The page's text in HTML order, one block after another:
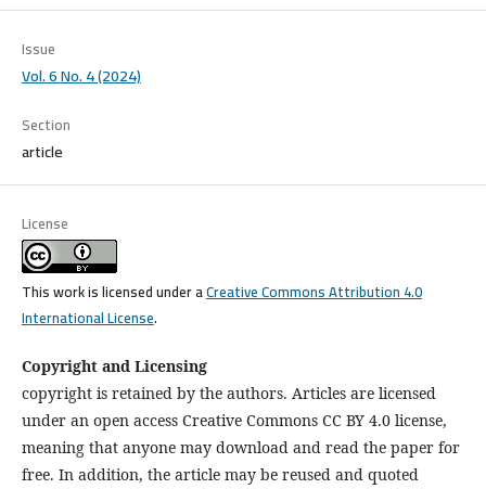
Issue
Vol. 6 No. 4 (2024)
Section
article
License
This work is licensed under aCreative Commons Attribution 4.0
International License.
Copyright and Licensing
copyright is retained by the authors. Articles are licensed
under an open access Creative Commons CC BY 4.0 license,
meaning that anyone may download and read the paper for
free. In addition, the article may be reused and quoted